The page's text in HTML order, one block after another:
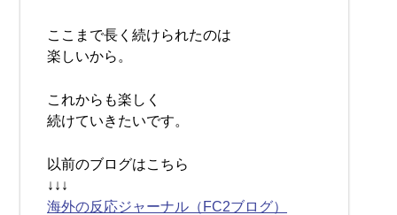
ここまで長く続けられたのは
楽しいから。
これからも楽しく
続けていきたいです。
以前のブログはこちら
↓↓↓
海外の反応ジャーナル（FC2ブログ）